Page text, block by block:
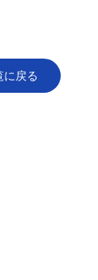
に戻る